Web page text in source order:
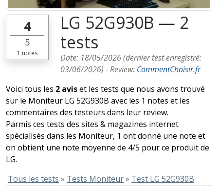
4
5
1 notes
LG 52G930B — 2
tests
Date: 18/05/2026(dernier test enregistré:
03/06/2026) -Review: CommentChoisir.fr
Voici tous les 2 aviset les tests que nous avons trouvé
sur le Moniteur LG 52G930B avec les 1 notes et les
commentaires des testeurs dans leur review.
Parmis ces tests des sites & magazines internet
spécialisés dans les Moniteur, 1 ont donné une note et
on obtient une note moyenne de 4/5 pour ce produit de
LG.
Tous les tests » Tests Moniteur» Test LG 52G930B